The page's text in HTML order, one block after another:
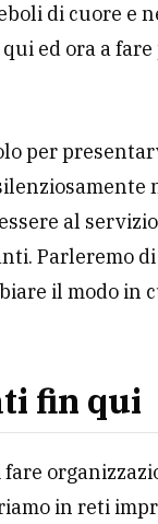
di cuore e
ed ora a
per
al
Parleremo
il modo in
fin qui
in reti